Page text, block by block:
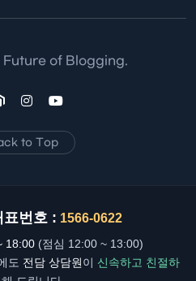
of Blogging.
to Top
표번호 : 1566-0622
18:00 (점심 12:00 ~ 13:00)
도 전담 상담원이 신속하고 친절하